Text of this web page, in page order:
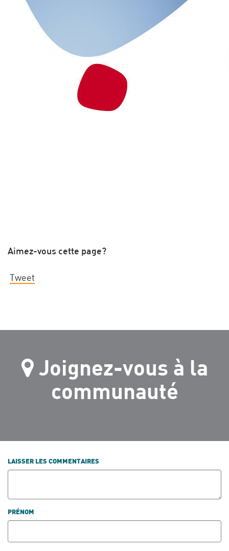
Aimez-vous cette page?
Tweet
Joignez-vous à la
communauté
LAISSER LES COMMENTAIRES
PRÉNOM